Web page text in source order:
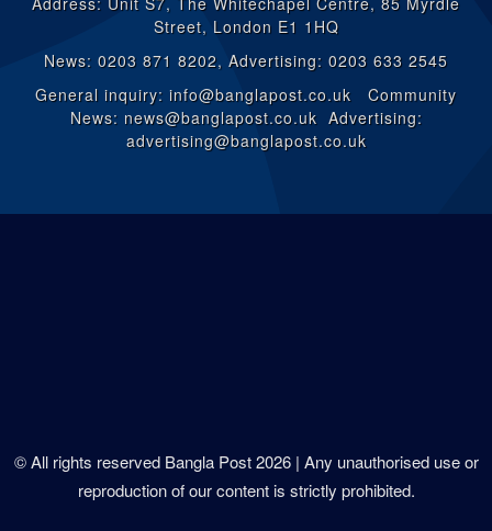
Street, London E1 1HQ
News: 0203 871 8202, Advertising: 0203 633 2545
General inquiry: info@banglapost.co.uk Community
News: news@banglapost.co.uk Advertising:
advertising@banglapost.co.uk
© All rights reserved Bangla Post2026| Any unauthorised use or
reproduction of our content is strictly prohibited.